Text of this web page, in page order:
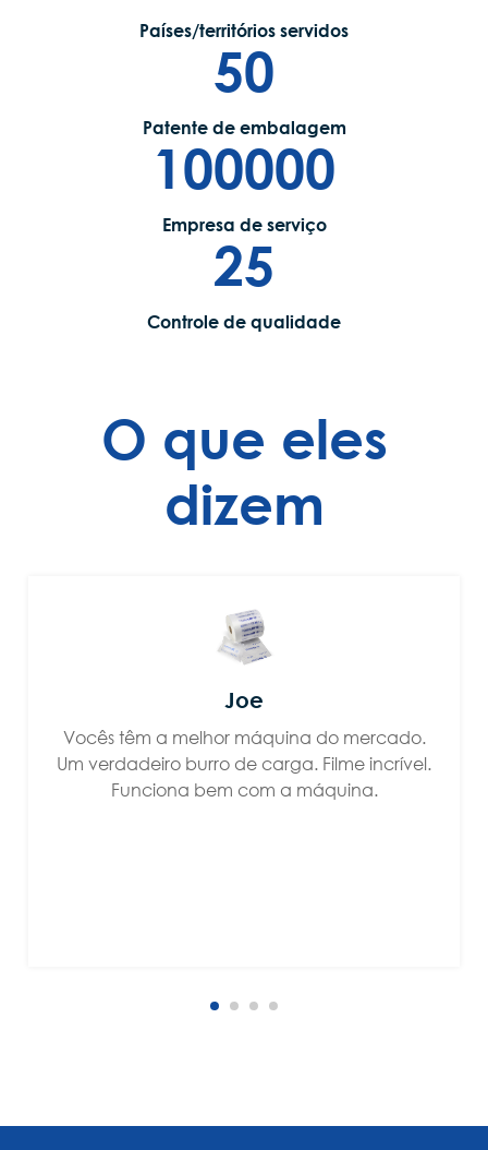
Países/territórios servidos
50
Patente de embalagem
100000
Empresa de serviço
25
Controle de qualidade
O que eles
dizem
Joe
Vocês têm a melhor máquina do mercado.
Um verdadeiro burro de carga. Filme incrível.
Funciona bem com a máquina.